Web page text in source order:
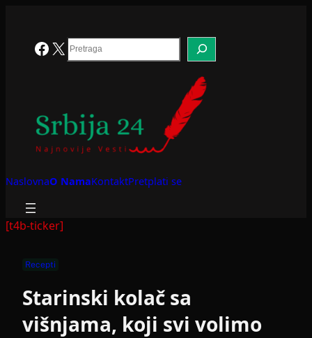
Facebook
X Search
NaslovnaO NamaKontaktPretplati se
[t4b-ticker]
Recepti
Starinski kolač sa
višnjama, koji svi volimo